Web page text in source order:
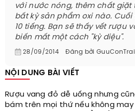
với nước nóng, thêm chất giặt
bất kỳ sản phẩm oxi nào.
10 tiếng. Bạn sẽ thấy vết rượu
biến mất một cách "kỳ diệu".
28/09/2014 Đăng bởi GuuConTrai
NỘI DUNG BÀI VIẾT
Rượu vang đỏ dễ uống nhưng
bám trên mọi thứ nếu không